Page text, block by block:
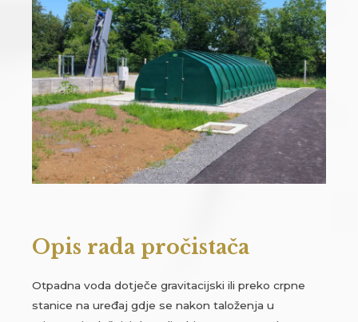
Opis rada pročistača
Otpadna voda dotječe gravitacijski ili preko crpne
stanice na uređaj gdje se nakon taloženja u